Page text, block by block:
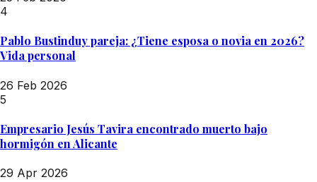
4
Pablo Bustinduy pareja: ¿Tiene esposa o novia en 2026?
Vida personal
26 Feb 2026
5
Empresario Jesús Tavira encontrado muerto bajo
hormigón en Alicante
29 Apr 2026